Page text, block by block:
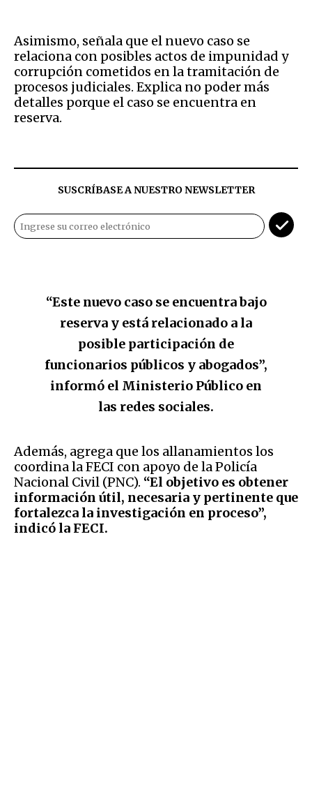
Asimismo, señala que el nuevo caso se
relaciona con posibles actos de impunidad y
corrupción cometidos en la tramitación de
procesos judiciales. Explica no poder más
detalles porque el caso se encuentra en
reserva.
SUSCRÍBASE A NUESTRO NEWSLETTER
“Este nuevo caso se encuentra bajo
reserva y está relacionado a la
posible participación de
funcionarios públicos y abogados”,
informó el Ministerio Público en
las redes sociales.
Además, agrega que los allanamientos los
coordina la FECI con apoyo de la Policía
Nacional Civil (PNC). “El objetivo es obtener
información útil, necesaria y pertinente que
fortalezca la investigación en proceso”,
indicó la FECI.